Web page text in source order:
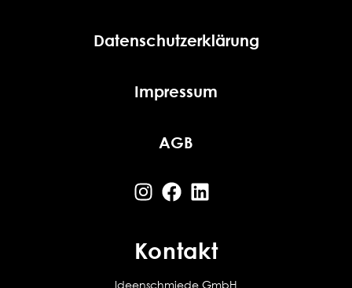
Datenschutzerklärung
Impressum
AGB
Kontakt
Ideenschmiede GmbH